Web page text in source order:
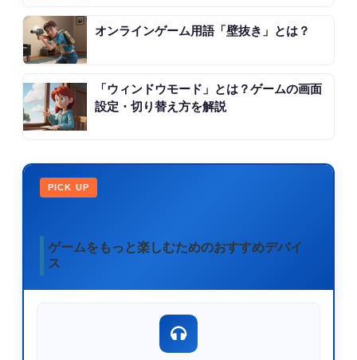
オンラインゲーム用語「壁抜き」とは？
「ウィンドウモード」とは？ゲームの画面
設定・切り替え方を解説
PICK UP
ゲームをもっと楽しむためのおすすめデバイ
ス